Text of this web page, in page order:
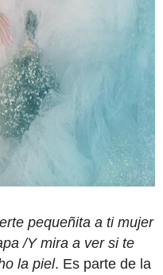
pequeñita a ti mujer
/Y mira a ver si te
la piel. Es parte de la